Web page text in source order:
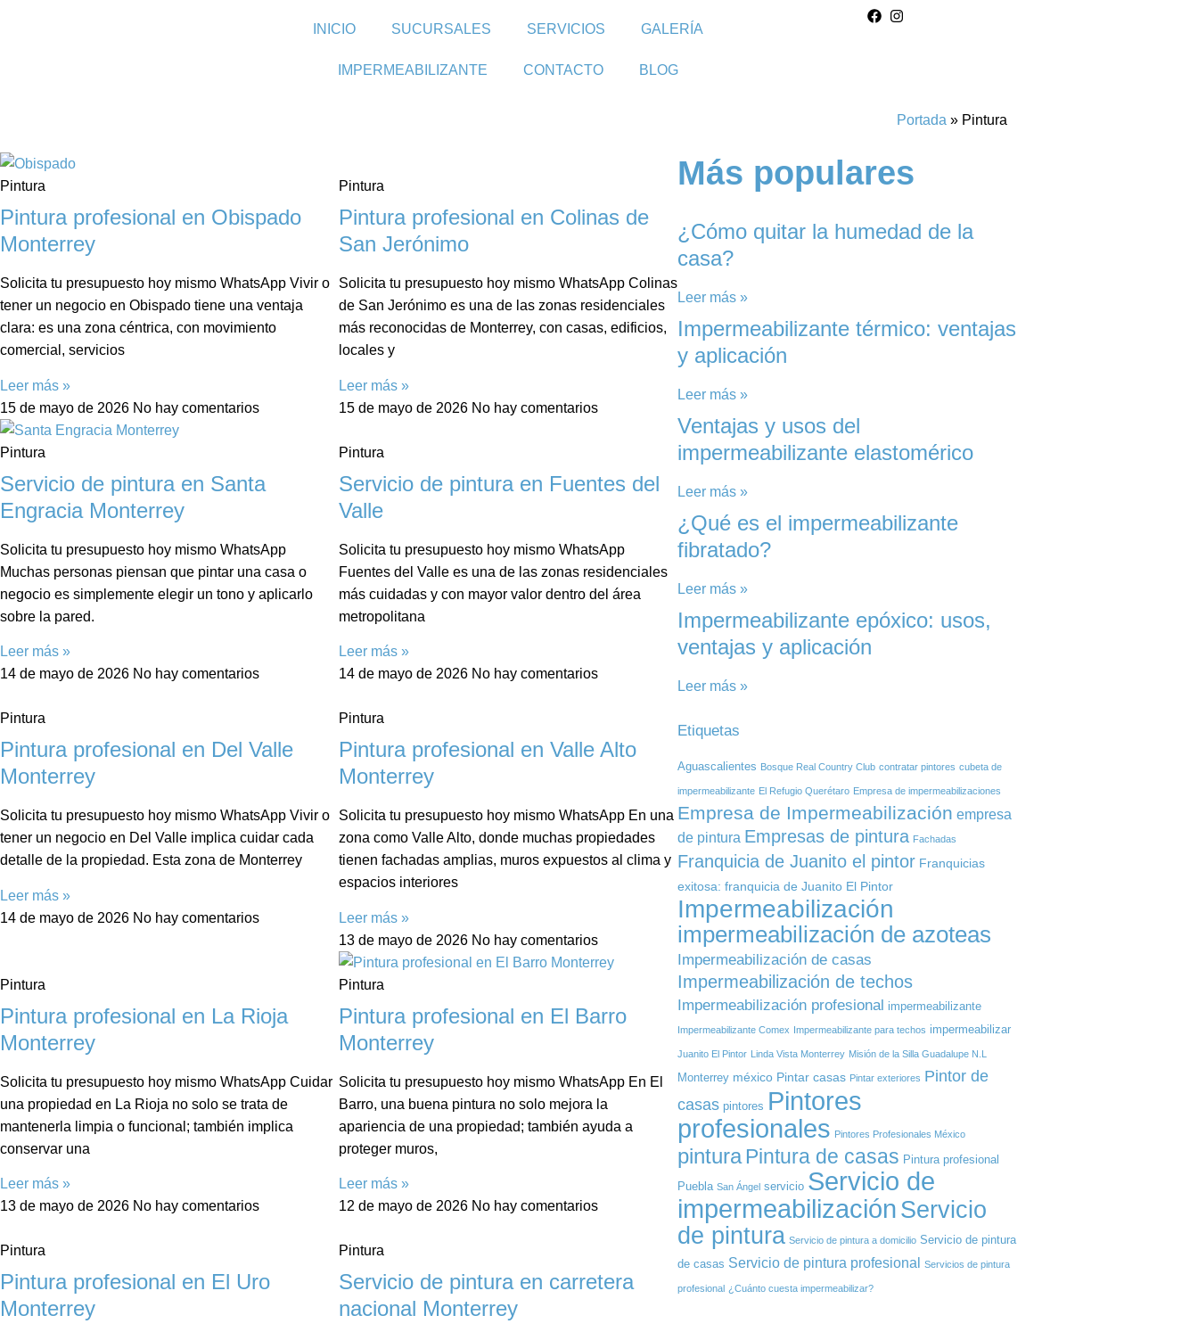
INICIO SUCURSALES SERVICIOS GALERÍA
IMPERMEABILIZANTE CONTACTO BLOG
Portada » Pintura
Pintura
Pintura profesional en Obispado
Monterrey
Solicita tu presupuesto hoy mismo WhatsApp Vivir o
tener un negocio en Obispado tiene una ventaja
clara: es una zona céntrica, con movimiento
comercial, servicios
Leer más »
15 de mayo de 2026 No hay comentarios
Pintura
Pintura profesional en Colinas de
San Jerónimo
Solicita tu presupuesto hoy mismo WhatsApp Colinas
de San Jerónimo es una de las zonas residenciales
más reconocidas de Monterrey, con casas, edificios,
locales y
Leer más »
15 de mayo de 2026 No hay comentarios
Pintura
Servicio de pintura en Santa
Engracia Monterrey
Solicita tu presupuesto hoy mismo WhatsApp
Muchas personas piensan que pintar una casa o
negocio es simplemente elegir un tono y aplicarlo
sobre la pared.
Leer más »
14 de mayo de 2026 No hay comentarios
Pintura
Servicio de pintura en Fuentes del
Valle
Solicita tu presupuesto hoy mismo WhatsApp
Fuentes del Valle es una de las zonas residenciales
más cuidadas y con mayor valor dentro del área
metropolitana
Leer más »
14 de mayo de 2026 No hay comentarios
Pintura
Pintura profesional en Del Valle
Monterrey
Solicita tu presupuesto hoy mismo WhatsApp Vivir o
tener un negocio en Del Valle implica cuidar cada
detalle de la propiedad. Esta zona de Monterrey
Leer más »
14 de mayo de 2026 No hay comentarios
Pintura
Pintura profesional en Valle Alto
Monterrey
Solicita tu presupuesto hoy mismo WhatsApp En una
zona como Valle Alto, donde muchas propiedades
tienen fachadas amplias, muros expuestos al clima y
espacios interiores
Leer más »
13 de mayo de 2026 No hay comentarios
Pintura
Pintura profesional en La Rioja
Monterrey
Solicita tu presupuesto hoy mismo WhatsApp Cuidar
una propiedad en La Rioja no solo se trata de
mantenerla limpia o funcional; también implica
conservar una
Leer más »
13 de mayo de 2026 No hay comentarios
Pintura
Pintura profesional en El Barro
Monterrey
Solicita tu presupuesto hoy mismo WhatsApp En El
Barro, una buena pintura no solo mejora la
apariencia de una propiedad; también ayuda a
proteger muros,
Leer más »
12 de mayo de 2026 No hay comentarios
Pintura
Pintura profesional en El Uro
Monterrey
Pintura
Servicio de pintura en carretera
nacional Monterrey
Más populares
¿Cómo quitar la humedad de la
casa?
Leer más »
Impermeabilizante térmico: ventajas
y aplicación
Leer más »
Ventajas y usos del
impermeabilizante elastomérico
Leer más »
¿Qué es el impermeabilizante
fibratado?
Leer más »
Impermeabilizante epóxico: usos,
ventajas y aplicación
Leer más »
Etiquetas
Aguascalientes Bosque Real Country Club contratar pintores cubeta de
impermeabilizante El Refugio Querétaro Empresa de impermeabilizaciones
Empresa de Impermeabilización empresa
de pintura Empresas de pintura Fachadas
Franquicia de Juanito el pintor Franquicias
exitosa: franquicia de Juanito El Pintor
Impermeabilización
impermeabilización de azoteas
Impermeabilización de casas
Impermeabilización de techos
Impermeabilización profesional impermeabilizante
Impermeabilizante Comex Impermeabilizante para techos impermeabilizar
Juanito El Pintor Linda Vista Monterrey Misión de la Silla Guadalupe N.L
Monterrey méxico Pintar casas Pintar exteriores Pintor de
casas pintores Pintores
profesionales Pintores Profesionales México
pintura Pintura de casas Pintura profesional
Puebla San Ángel servicio Servicio de
impermeabilizaciónServicio
de pintura Servicio de pintura a domicilio Servicio de pintura
de casas Servicio de pintura profesional Servicios de pintura
profesional ¿Cuánto cuesta impermeabilizar?